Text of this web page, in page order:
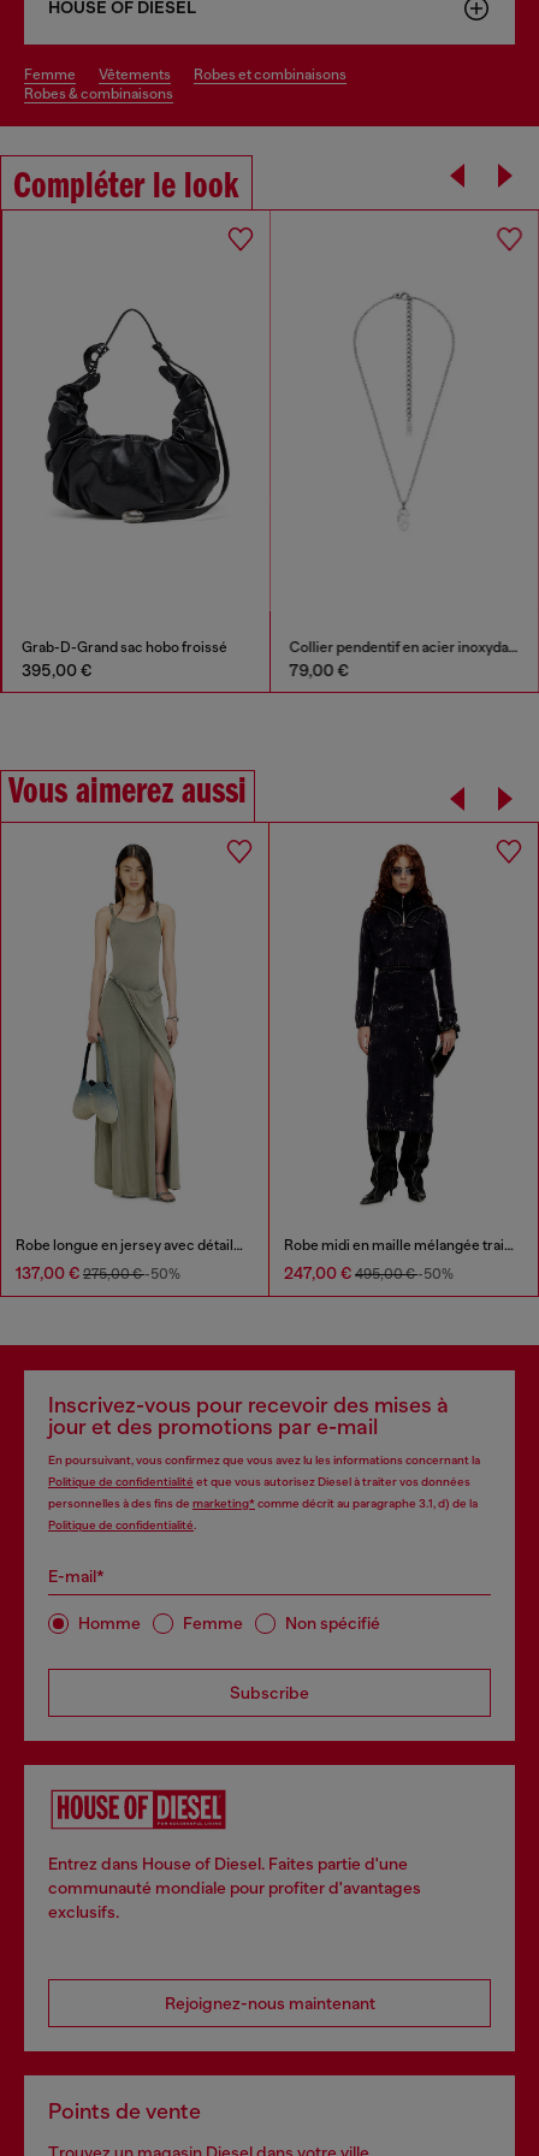
HOUSE OF DIESEL
femme vêtements
robes et combinaisons
robes & combinaisons
Compléter le look
Grab-D-Grand sac hobo froissé
395,00 €
Collier pendentif en acier inoxydable
79,00 €
Vous aimerez aussi
Robe longue en jersey avec détails torsadés
137,00 € 275,00 €-50%
Robe midi en maille mélangée traitée
247,00 € 495,00 €-50%
Inscrivez-vous pour recevoir des mises à
jour et des promotions par e-mail
En poursuivant, vous confirmez que vous avez lu les informations concernant la
Politique de confidentialité et que vous autorisez Diesel à traiter vos données
personnelles à des fins de marketing*comme décrit au paragraphe 3.1, d) de la
Politique de confidentialité
E-mail*
Homme Femme Non spécifié
Subscribe
Entrez dans House of Diesel. Faites partie d'une
communauté mondiale pour profiter d'avantages
exclusifs.
Rejoignez-nous maintenant
Points de vente
Trouvez un magasin Diesel dans votre ville.